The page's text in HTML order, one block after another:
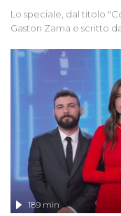
Lo speciale, dal titolo
Gaston Zama e scritto
racconta l'universo
globali e del
social network, talk
189 min